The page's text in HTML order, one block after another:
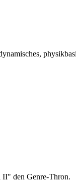
II" den Genre-Thron.